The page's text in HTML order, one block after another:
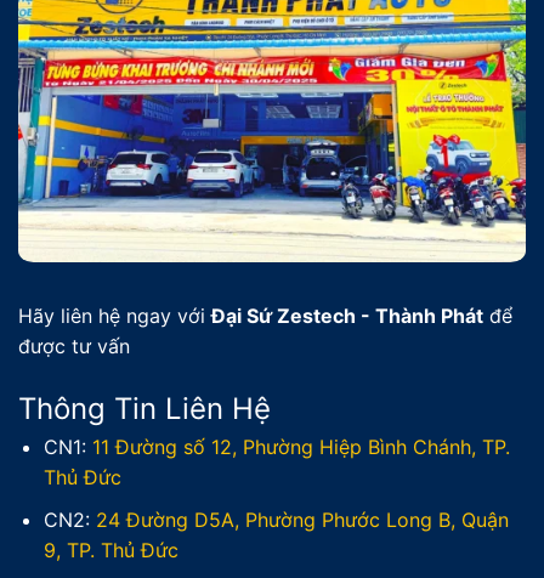
Hãy liên hệ ngay vớiĐại Sứ Zestech - Thành Phát để
được tư vấn
Thông Tin Liên Hệ
CN1: 11 Đường số 12, Phường Hiệp Bình Chánh, TP.
Thủ Đức
CN2: 24 Đường D5A, Phường Phước Long B, Quận
9, TP. Thủ Đức